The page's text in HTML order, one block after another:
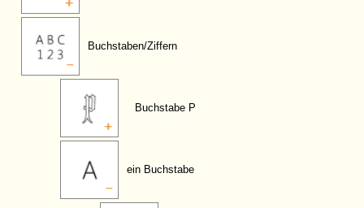
Buchstaben/Ziffern
Buchstabe P
ein Buchstabe